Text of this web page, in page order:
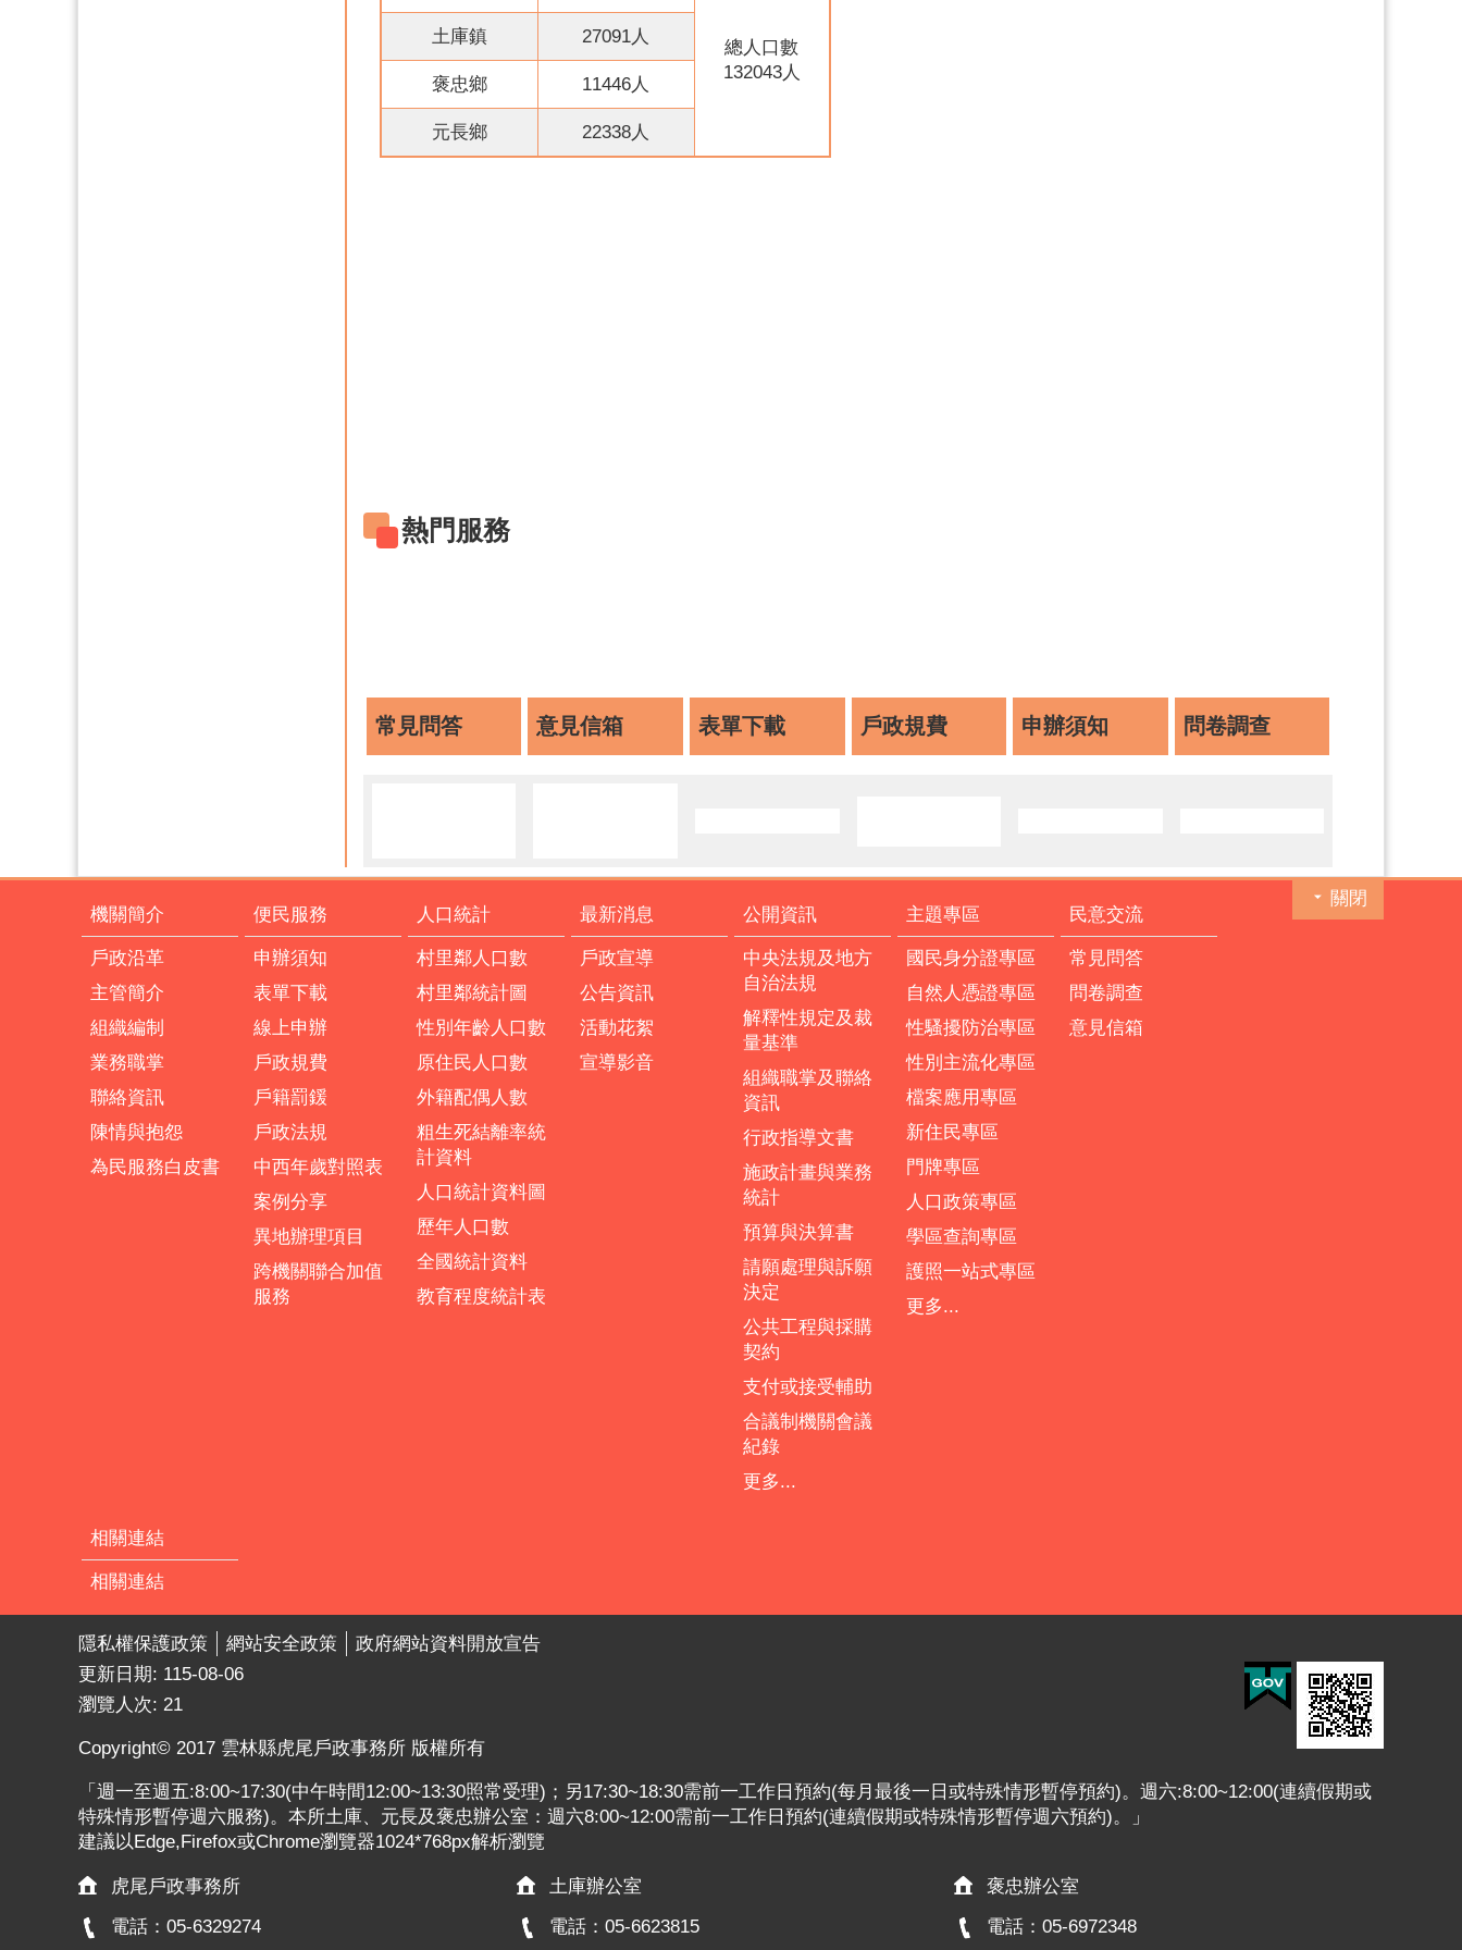
總人口數
132043人
土庫鎮 27091人
褒忠鄉 11446人
元長鄉 22338人
熱門服務
常見問答 意見信箱 表單下載 戶政規費 申辦須知 問卷調查
關閉
機關簡介
戶政沿革
主管簡介
組織編制
業務職掌
聯絡資訊
陳情與抱怨
為民服務白皮書
便民服務
申辦須知
表單下載
線上申辦
戶政規費
戶籍罰鍰
戶政法規
中西年歲對照表
案例分享
異地辦理項目
跨機關聯合加值
服務
人口統計
村里鄰人口數
村里鄰統計圖
性別年齡人口數
原住民人口數
外籍配偶人數
粗生死結離率統
計資料
人口統計資料圖
歷年人口數
全國統計資料
教育程度統計表
最新消息
戶政宣導
公告資訊
活動花絮
宣導影音
公開資訊
中央法規及地方
自治法規
解釋性規定及裁
量基準
組織職掌及聯絡
資訊
行政指導文書
施政計畫與業務
統計
預算與決算書
請願處理與訴願
決定
公共工程與採購
契約
支付或接受輔助
合議制機關會議
紀錄
更多...
主題專區
國民身分證專區
自然人憑證專區
性騷擾防治專區
性別主流化專區
檔案應用專區
新住民專區
門牌專區
人口政策專區
學區查詢專區
護照一站式專區
更多...
民意交流
常見問答
問卷調查
意見信箱
相關連結
相關連結
隱私權保護政策 網站安全政策
政府網站資料開放宣告
更新日期: 115-08-06
瀏覽人次: 21
Copyright© 2017 雲林縣虎尾戶政事務所 版權所有
「週一至週五:8:00~17:30(中午時間12:00~13:30照常受理)；另17:30~18:30需前一工作日預約(每月最後一日或特殊情形暫停預約)。週六:8:00~12:00(連續假期或
特殊情形暫停週六服務)。本所土庫、元長及褒忠辦公室：週六8:00~12:00需前一工作日預約(連續假期或特殊情形暫停週六預約)。」
建議以Edge,Firefox或Chrome瀏覽器1024*768px解析瀏覽
虎尾戶政事務所
電話：05-6329274
土庫辦公室
電話：05-6623815
褒忠辦公室
電話：05-6972348